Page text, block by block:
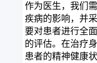
作为医生，我们
疾病的影响，并
要对患者进行全
的评估。在治疗
患者的精神健康